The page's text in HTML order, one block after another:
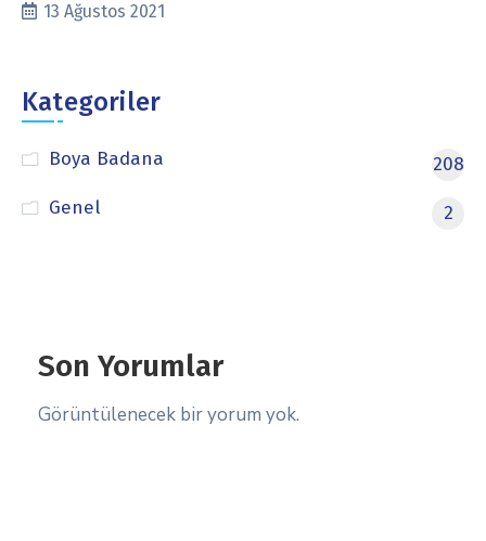
13 Ağustos 2021
Kategoriler
Boya Badana
208
Genel
2
Son Yorumlar
Görüntülenecek bir yorum yok.